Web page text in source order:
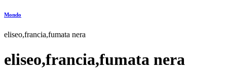
Mondo
eliseo,francia,fumata nera
eliseo,francia,fumata nera